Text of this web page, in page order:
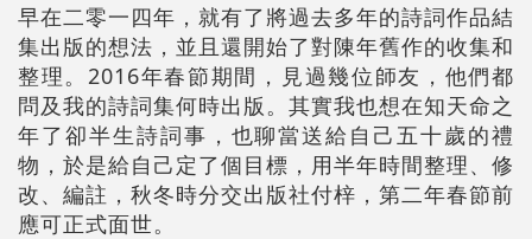
早在二零一四年，就有了將過去多年的詩詞作品結
集出版的想法，並且還開始了對陳年舊作的收集和
整理。2016年春節期間，見過幾位師友，他們都
問及我的詩詞集何時出版。其實我也想在知天命之
年了卻半生詩詞事，也聊當送給自己五十歲的禮
物，於是給自己定了個目標，用半年時間整理、修
改、編註，秋冬時分交出版社付梓，第二年春節前
應可正式面世。